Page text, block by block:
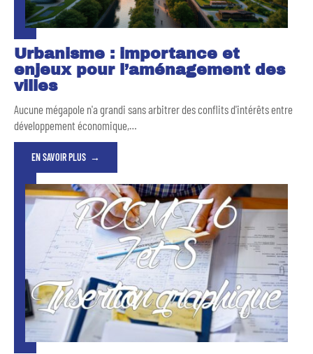
Urbanisme : importance et
enjeux pour l’aménagement des
villes
Aucune mégapole n'a grandi sans arbitrer des conflits d'intérêts entre
développement économique,…
EN SAVOIR PLUS